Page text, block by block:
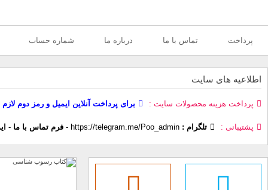
پرداخت تماس با ما درباره ما شماره حساب
اطلاعیه های سایت
پرداخت هزینه محصولات سایت برای پرداخت آنلاین ایمیل و رمز دوم
پشتیبانی تلگرام : https://telegram.me/Poo_admin
- فرم تماس با ما -